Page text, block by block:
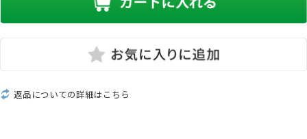
返品についての詳細はこちら